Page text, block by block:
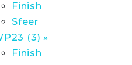
Finish
Sfeer
(3) »
Finish